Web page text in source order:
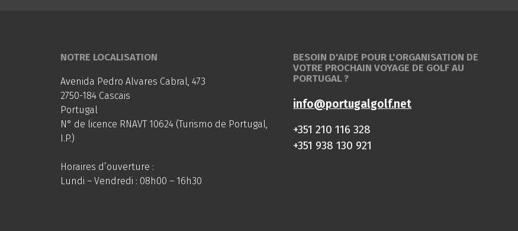
NOTRE LOCALISATION
Avenida Pedro Alvares Cabral, 473
2750-184 Cascais
Portugal
N° de licence RNAVT 10624 (Turismo de Portugal,
I.P.)
Horaires d’ouverture :
Lundi – Vendredi : 08h00 – 16h30
BESOIN D'AIDE POUR L'ORGANISATION DE
VOTRE PROCHAIN VOYAGE DE GOLF AU
PORTUGAL ?
info@portugalgolf.net
+351 210 116 328
+351 938 130 921